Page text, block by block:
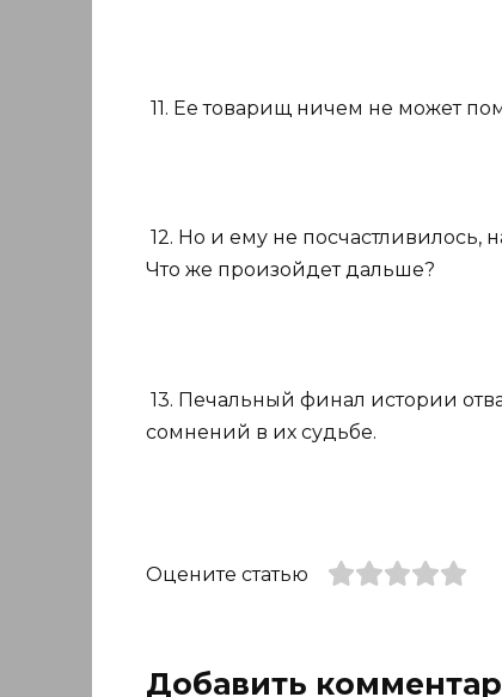
11. Ее товарищ ничем не может
12. Но и ему не посчастливилось,
Что же произойдет дальше?
13. Печальный финал истории
сомнений в их судьбе.
Оцените статью
Добавить